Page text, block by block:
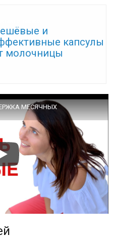
и
капсулы
молочницы
МЕСЯЧНЫХ